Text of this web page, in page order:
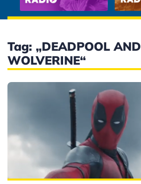
Tag: „DEADPOOL AND
WOLVERINE“